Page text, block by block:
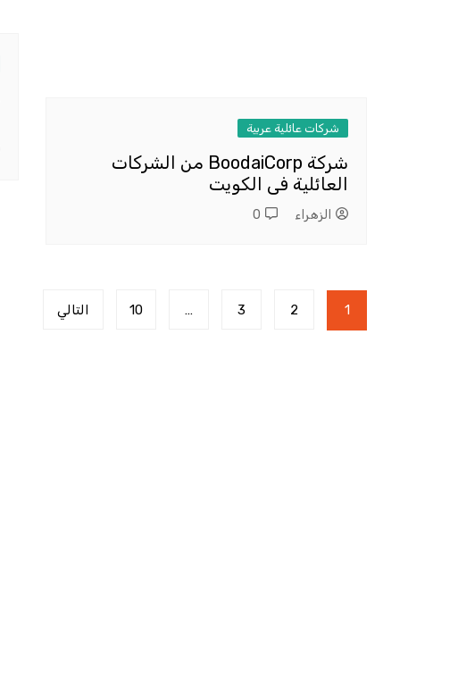
شركات عائلية عربية
شركة BoodaiCorp من الشركات
العائلية فى الكويت
الزهراء 0
تعدد
صفحات
1
2
3
…
10 التالي